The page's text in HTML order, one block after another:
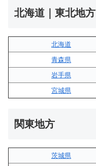
北海道｜東北地方
北海道
青森県
岩手県
宮城県
関東地方
茨城県